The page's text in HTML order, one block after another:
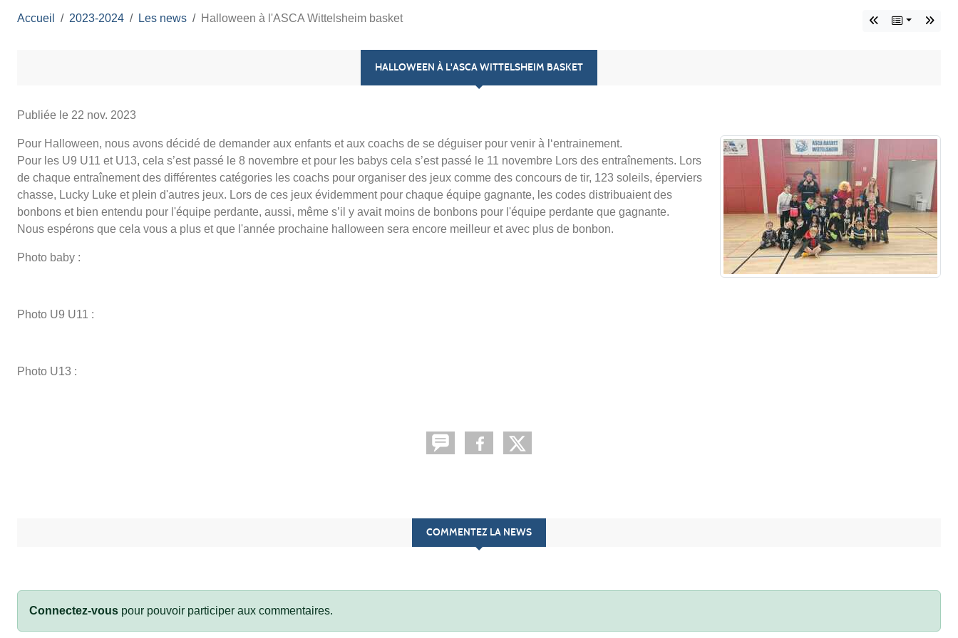
Accueil 2023-2024 Les news Halloween à l'ASCA Wittelsheim basket
HALLOWEEN À L'ASCA WITTELSHEIM BASKET
Publiée le 22 nov. 2023
Pour Halloween, nous avons décidé de demander aux enfants et aux coachs de se déguiser pour venir à l‘entrainement.
Pour les U9 U11 et U13, cela s’est passé le 8 novembre et pour les babys cela s’est passé le 11 novembre Lors des entraînements. Lors
de chaque entraînement des différentes catégories les coachs pour organiser des jeux comme des concours de tir, 123 soleils, éperviers
chasse, Lucky Luke et plein d'autres jeux. Lors de ces jeux évidemment pour chaque équipe gagnante, les codes distribuaient des
bonbons et bien entendu pour l'équipe perdante, aussi, même s’il y avait moins de bonbons pour l'équipe perdante que gagnante.
Nous espérons que cela vous a plus et que l'année prochaine halloween sera encore meilleur et avec plus de bonbon.
Photo baby :
Photo U9 U11 :
Photo U13 :
COMMENTEZ LA NEWS
Connectez-vous pour pouvoir participer aux commentaires.